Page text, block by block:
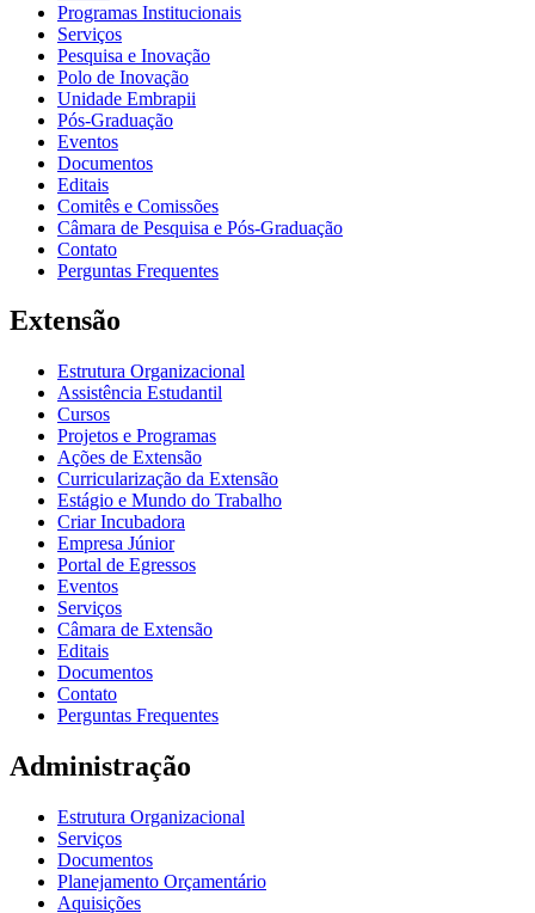
Programas Institucionais
Serviços
Pesquisa e Inovação
Polo de Inovação
Unidade Embrapii
Pós-Graduação
Eventos
Documentos
Editais
Comitês e Comissões
Câmara de Pesquisa e Pós-Graduação
Contato
Perguntas Frequentes
Extensão
Estrutura Organizacional
Assistência Estudantil
Cursos
Projetos e Programas
Ações de Extensão
Curricularização da Extensão
Estágio e Mundo do Trabalho
Criar Incubadora
Empresa Júnior
Portal de Egressos
Eventos
Serviços
Câmara de Extensão
Editais
Documentos
Contato
Perguntas Frequentes
Administração
Estrutura Organizacional
Serviços
Documentos
Planejamento Orçamentário
Aquisições